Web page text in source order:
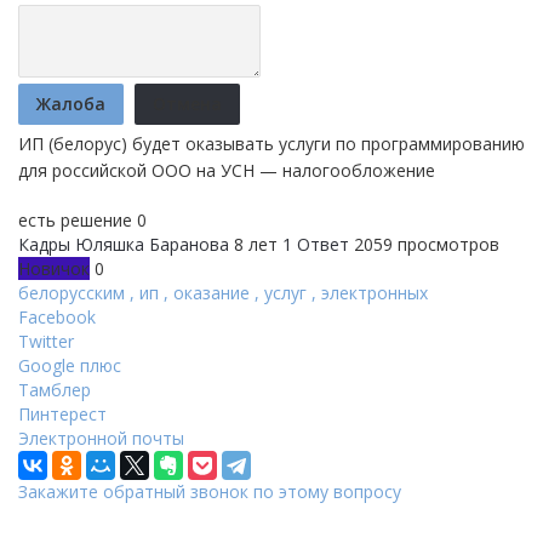
Жалоба
ИП (белорус) будет оказывать услуги по программированию
для российской ООО на УСН — налогообложение
есть решение 0
Кадры Юляшка Баранова 8 лет 1 Ответ 2059 просмотров
Новичок 0
белорусским , ип , оказание , услуг , электронных
Facebook
Twitter
Google плюс
Тамблер
Пинтерест
Электронной почты
Закажите обратный звонок по этому вопросу